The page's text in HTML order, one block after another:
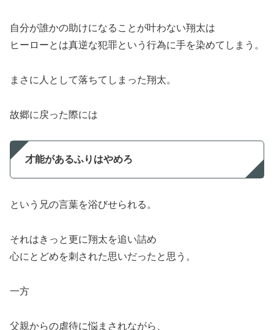
自分が誰かの助けになることが叶わない翔太は
ヒーローとは真逆な犯罪という行為に手を染めてしまう。
まさに人として落ちてしまった翔太。
故郷に戻った際には
才能があるふりはやめろ
という兄の言葉を浴びせられる。
それはきっと更に翔太を追い詰め
心にとどめを刺された思いだったと思う。
一方
父親からの虐待に悩まされながら、